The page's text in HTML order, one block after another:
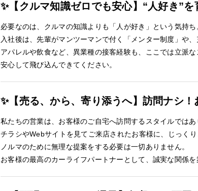
✨【クルマ知識ゼロでも安心】“人好き”を
必要なのは、クルマの知識よりも「人が好き」という気持ち
入社後は、先輩がマンツーマンで付く「メンター制度」や
アパレルや飲食など、異業種の接客経験も、ここでは立派な
安心して飛び込んできてください。
✨【売る、から、寄り添うへ】訪問ナシ
私たちの営業は、お客様のご自宅へ訪問するスタイルではあ
チラシやWebサイトを見てご来店されたお客様に、じっくり
ノルマのために無理な提案をする必要は一切ありません。
お客様の最高のカーライフパートナーとして、誠実な関係を